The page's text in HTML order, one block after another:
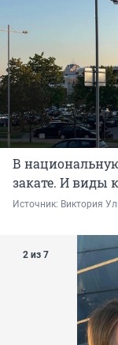
В
закате. И виды
Источник: Виктория
2 из 7